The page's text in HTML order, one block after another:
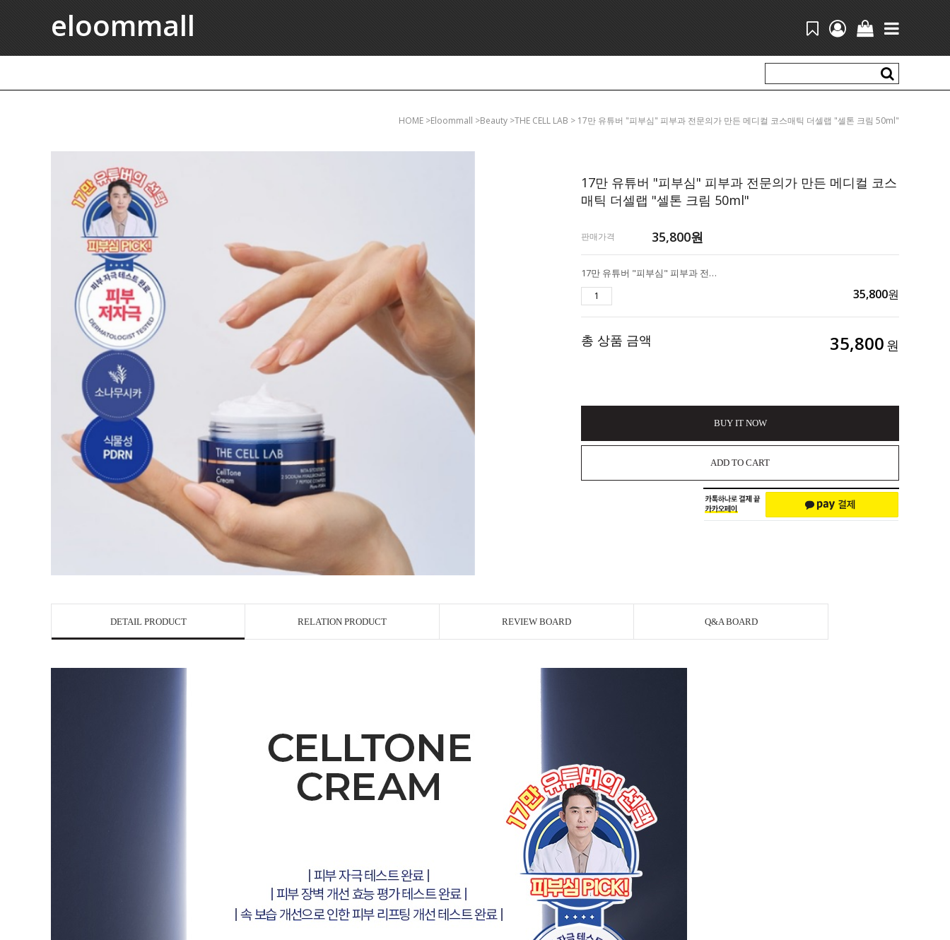
eloommall
HOME >eloommall >beauty >THE CELL LAB > 17만 유튜버 "피부심" 피부과 전문의가 만든 메디컬 코스매틱 더셀랩 "셀톤 크림 50ml"
17만 유튜버 "피부심" 피부과 전문의가 만든 메디컬 코스
매틱 더셀랩 "셀톤 크림 50ml"
판매가격 35,800원
17만 유튜버 "피부심" 피부과 전문의가 만든 메디컬 코스매틱 더셀랩 "셀톤 크림 50ml"
35,800원
총 상품 금액 35,800 원
BUY IT NOW
ADD TO CART
DETAIL PRODUCT RELATION PRODUCT REVIEW BOARD Q&A BOARD